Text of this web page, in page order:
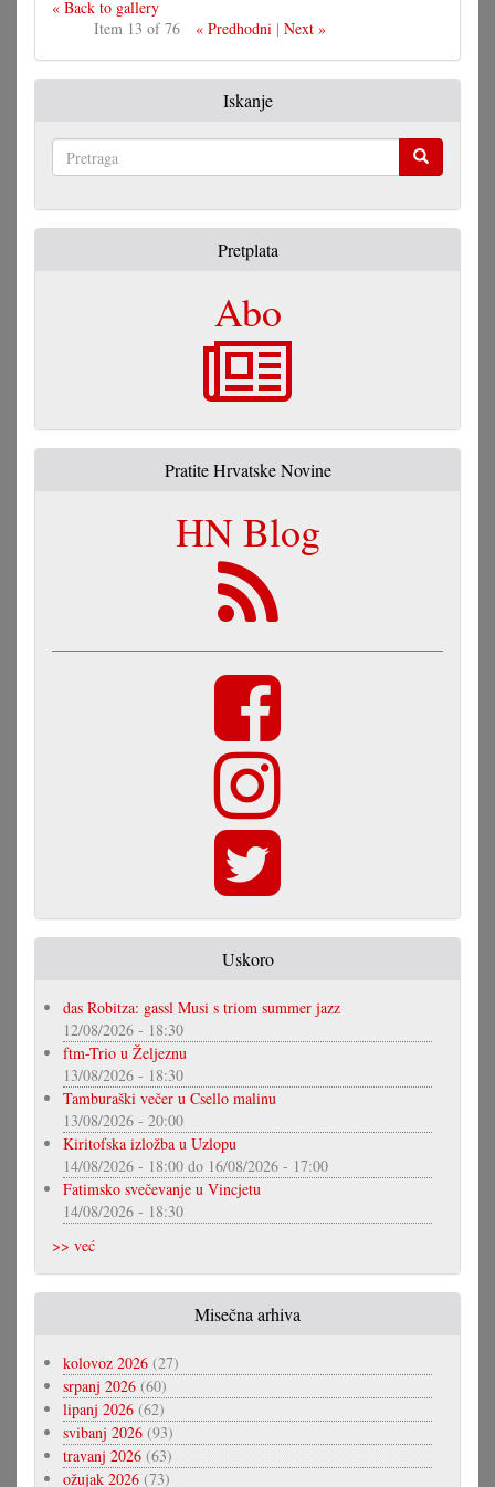
« Back to gallery
Item 13 of 76
« Predhodni| Next »
Iskanje
Pretplata
Abo
Pratite Hrvatske Novine
HN Blog
Uskoro
das Robitza: gassl Musi s triom summer jazz
12/08/2026 - 18:30
ftm-Trio u Željeznu
13/08/2026 - 18:30
Tamburaški večer u Csello malinu
13/08/2026 - 20:00
Kiritofska izložba u Uzlopu
14/08/2026 - 18:00 do 16/08/2026 - 17:00
Fatimsko svečevanje u Vincjetu
14/08/2026 - 18:30
>> već
Misečna arhiva
kolovoz 2026 (27)
srpanj 2026 (60)
lipanj 2026 (62)
svibanj 2026 (93)
travanj 2026 (63)
ožujak 2026 (73)